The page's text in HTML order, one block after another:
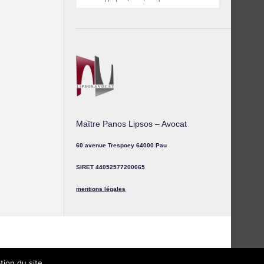
Maître Panos Lipsos – Avocat
60 avenue Trespoey 64000 Pau
SIRET 44052577200065
mentions légales